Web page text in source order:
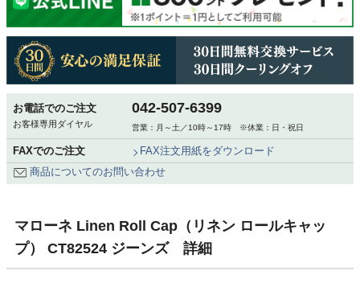
お電話でのご注文
お客様専用ダイヤル
042-507-6399
営業：月～土／10時～17時 ※休業：日・祝日
FAXでのご注文
FAX注文用紙をダウンロード
商品についてのお問い合わせ
マローネ Linen Roll Cap（リネン ロールキャッ
プ） CT82524 ジーンズ 詳細